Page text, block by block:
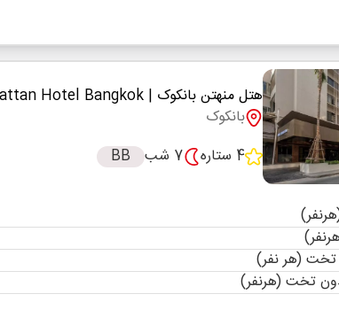
هتل منهتن بانکوک | Manhattan Hotel Bangkok
بانکوک
4 ستاره
7 شب BB
(هر نفر)
تخت (هرنفر)